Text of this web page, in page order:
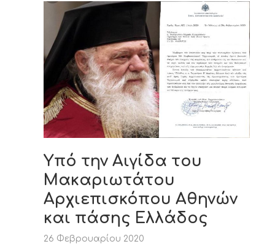
Υπό την Αιγίδα του
Μακαριωτάτου
Αρχιεπισκόπου Αθηνών
και πάσης Ελλάδος
26 Φεβρουαρίου 2020